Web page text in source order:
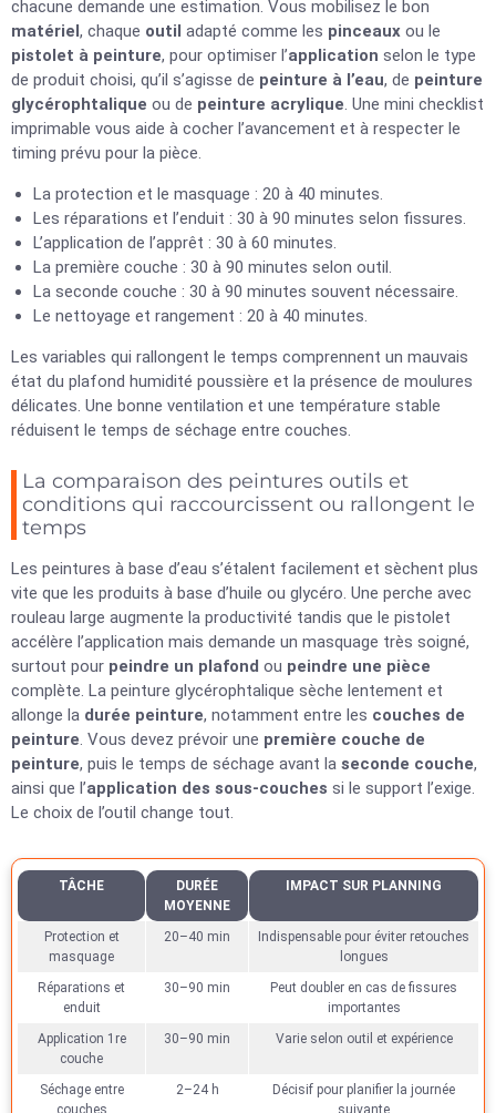
chacune demande une estimation. Vous mobilisez le bon
matériel, chaque outil adapté comme les pinceaux ou le
pistolet à peinture, pour optimiser l’application selon le type
de produit choisi, qu’il s’agisse de peinture à l’eau, de peinture
glycérophtalique ou de peinture acrylique. Une mini checklist
imprimable vous aide à cocher l’avancement et à respecter le
timing prévu pour la pièce.
La protection et le masquage : 20 à 40 minutes.
Les réparations et l’enduit : 30 à 90 minutes selon fissures.
L’application de l’apprêt : 30 à 60 minutes.
La première couche : 30 à 90 minutes selon outil.
La seconde couche : 30 à 90 minutes souvent nécessaire.
Le nettoyage et rangement : 20 à 40 minutes.
Les variables qui rallongent le temps comprennent un mauvais
état du plafond humidité poussière et la présence de moulures
délicates. Une bonne ventilation et une température stable
réduisent le temps de séchage entre couches.
La comparaison des peintures outils et
conditions qui raccourcissent ou rallongent le
temps
Les peintures à base d’eau s’étalent facilement et sèchent plus
vite que les produits à base d’huile ou glycéro. Une perche avec
rouleau large augmente la productivité tandis que le pistolet
accélère l’application mais demande un masquage très soigné,
surtout pour peindre un plafond ou peindre une pièce
complète. La peinture glycérophtalique sèche lentement et
allonge la durée peinture, notamment entre les couches de
peinture. Vous devez prévoir une première couche de
peinture, puis le temps de séchage avant la seconde couche,
ainsi que l’application des sous-couches si le support l’exige.
Le choix de l’outil change tout.
TÂCHE
DURÉE
MOYENNE
IMPACT SUR PLANNING
Protection et
masquage
20–40 min
Indispensable pour éviter retouches
longues
Réparations et
enduit
30–90 min
Peut doubler en cas de fissures
importantes
Application 1re
couche
30–90 min Varie selon outil et expérience
Séchage entre
couches
2–24 h
Décisif pour planifier la journée
suivante